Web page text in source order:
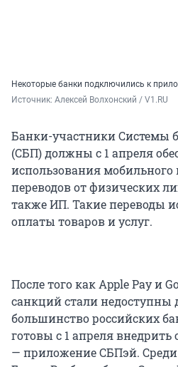
Некоторые банки подключились к
Источник: Алексей Волхонский / V1.RU
Банки-участники Системы
(СБП) должны c 1 апреля
использования
переводов от физических
также ИП. Такие переводы
оплаты товаров и услуг.
После того как Apple Pay и
санкций стали недоступны
большинство российских
готовы с 1 апреля внедрить
— приложение СБПэй.